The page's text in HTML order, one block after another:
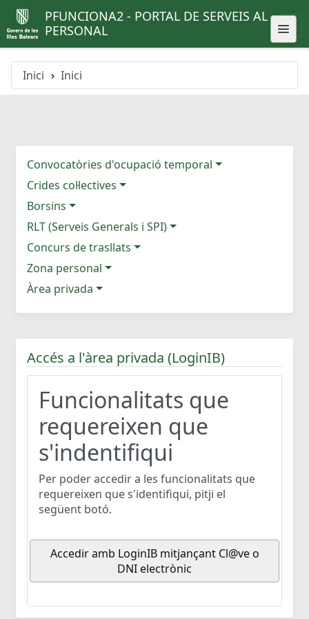
PFUNCIONA2 - PORTAL DE SERVEIS AL
PERSONAL
Inici Inici
Convocatòries d'ocupació temporal
Crides col·lectives
Borsins
RLT (Serveis Generals i SPI)
Concurs de trasllats
Zona personal
Àrea privada
Accés a l'àrea privada (LoginIB)
Funcionalitats que
requereixen que
s'indentifiqui
Per poder accedir a les funcionalitats que
requereixen que s'identifiqui, pitji el
següent botó.
Accedir amb LoginIB mitjançant Cl@ve o
DNI electrònic